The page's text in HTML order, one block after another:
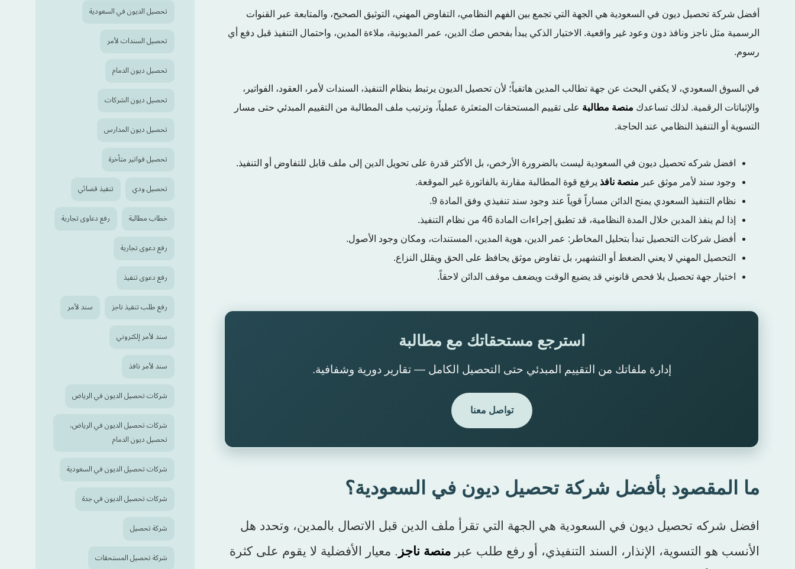
أفضل شركة تحصيل ديون في السعودية هي الجهة التي تجمع بين الفهم النظامي، التفاوض المهني، التوثيق الصحيح، والمتابعة عبر القنوات
الرسمية مثل ناجز ونافذ دون وعود غير واقعية. الاختيار الذكي يبدأ بفحص صك الدين، عمر المديونية، ملاءة المدين، واحتمال التنفيذ قبل دفع أي
رسوم.
في السوق السعودي، لا يكفي البحث عن جهة تطالب المدين هاتفياً؛ لأن تحصيل الديون يرتبط بنظام التنفيذ، السندات لأمر، العقود، الفواتير،
والإثباتات الرقمية. لذلك تساعدك منصة مطالبة على تقييم المستحقات المتعثرة عملياً، وترتيب ملف المطالبة من التقييم المبدئي حتى مسار
التسوية أو التنفيذ النظامي عند الحاجة.
افضل شركه تحصيل ديون في السعودية ليست بالضرورة الأرخص، بل الأكثر قدرة على تحويل الدين إلى ملف قابل للتفاوض أو التنفيذ.
وجود سند لأمر موثق عبر منصة نافذ يرفع قوة المطالبة مقارنة بالفاتورة غير الموقعة.
نظام التنفيذ السعودي يمنح الدائن مساراً قوياً عند وجود سند تنفيذي وفق المادة 9.
إذا لم ينفذ المدين خلال المدة النظامية، قد تطبق إجراءات المادة 46 من نظام التنفيذ.
أفضل شركات التحصيل تبدأ بتحليل المخاطر: عمر الدين، هوية المدين، المستندات، ومكان وجود الأصول.
التحصيل المهني لا يعني الضغط أو التشهير، بل تفاوض موثق يحافظ على الحق ويقلل النزاع.
اختيار جهة تحصيل بلا فحص قانوني قد يضيع الوقت ويضعف موقف الدائن لاحقاً.
استرجع مستحقاتك مع مطالبة
إدارة ملفاتك من التقييم المبدئي حتى التحصيل الكامل — تقارير دورية وشفافية.
تواصل معنا
ما المقصود بأفضل شركة تحصيل ديون في السعودية؟
افضل شركه تحصيل ديون في السعودية هي الجهة التي تقرأ ملف الدين قبل الاتصال بالمدين، وتحدد هل
الأنسب هو التسوية، الإنذار، السند التنفيذي، أو رفع طلب عبر منصة ناجز . معيار الأفضلية لا يقوم على كثرة
تحصيل الديون في السعودية
تحصيل السندات لأمر
تحصيل ديون الدمام
تحصيل ديون الشركات
تحصيل ديون المدارس
تحصيل فواتير متأخرة
تحصيل ودي
تنفيذ قضائي
خطاب مطالبة
رفع دعاوى تجارية
رفع دعوى تجارية
رفع دعوى تنفيذ
رفع طلب تنفيذ ناجز
سند لأمر
سند لأمر إلكتروني
سند لأمر نافذ
شركات تحصيل الديون في الرياض
شركات تحصيل الديون في الرياض،
تحصيل ديون الدمام
شركات تحصيل الديون في السعودية
شركات تحصيل الديون في جدة
شركة تحصيل
شركة تحصيل المستحقات